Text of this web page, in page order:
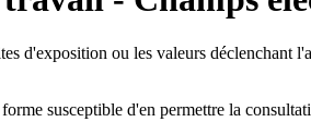
d'exposition ou les valeurs
susceptible d'en permettre la